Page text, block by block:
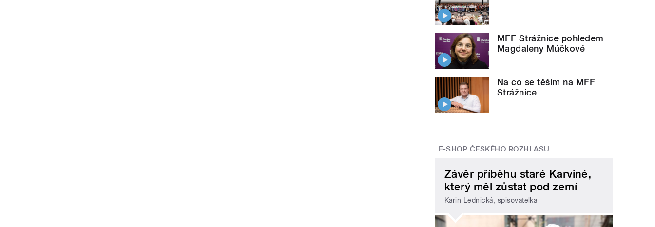
MFF Strážnice pohledem
Magdaleny Múčkové
Na co se těším na MFF
Strážnice
E-SHOP ČESKÉHO ROZHLASU
Závěr příběhu staré Karviné,
který měl zůstat pod zemí
Karin Lednická, spisovatelka